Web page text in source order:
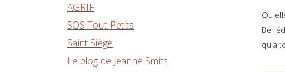
AGRIF
SOS Tout-Petits
Saint Siège
Le blog de Jeanne Smits
qu'à